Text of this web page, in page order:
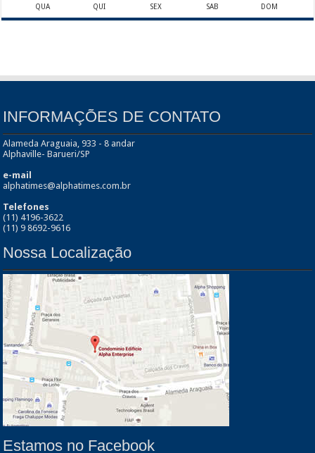
QUA QUI SEX SAB DOM
INFORMAÇÕES DE CONTATO
Alameda Araguaia, 933 - 8 andar
Alphaville- Barueri/SP
e-mail
alphatimes@alphatimes.com.br
Telefones
(11) 4196-3622
(11) 9 8692-9616
Nossa Localização
Estamos no Facebook